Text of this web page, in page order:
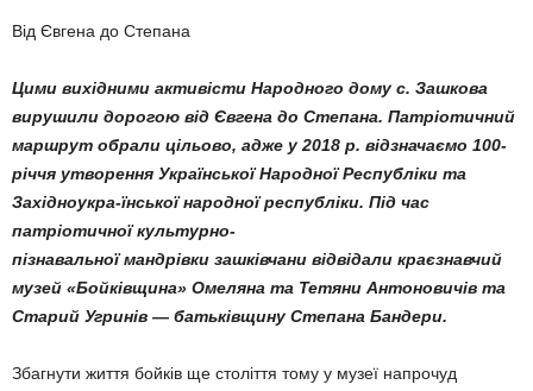
Від Євгена до Степана
Цими вихідними активісти Народного дому с. Зашкова
вирушили дорогою від Євгена до Степана. Патріотичний
маршрут обрали цільово, адже у 2018 р. відзначаємо 100-
річчя утворення Української Народної Республіки та
Західноукра-їнської народної республіки. Під час
патріотичної культурно-
пізнавальної мандрівки зашківчани відвідали краєзнавчий
музей «Бойківщина» Омеляна та Тетяни Антоновичів та
Старий Угринів — батьківщину Степана Бандери.
Збагнути життя бойків ще століття тому у музеї напрочуд